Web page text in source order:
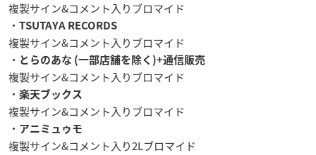
複製サイン&コメント入りブロマイド
・ TSUTAYA RECORDS
複製サイン&コメント入りブロマイド
・ とらのあな (一部店舗を除く)+通信販売
複製サイン&コメント入りブロマイド
・ 楽天ブックス
複製サイン&コメント入りブロマイド
・ アニミュゥモ
複製サイン&コメント入り2Lブロマイド